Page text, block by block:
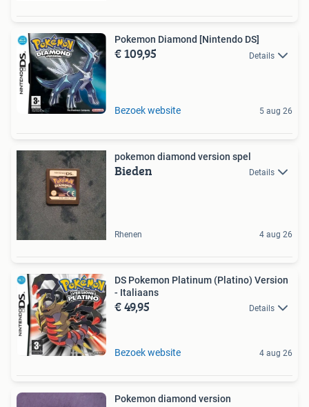
Pokemon Diamond [Nintendo DS]
€ 109,95 Details
Bezoek website 5 aug 26
pokemon diamond version spel
Bieden Details
Rhenen 4 aug 26
DS Pokemon Platinum (Platino) Version
- Italiaans
€ 49,95 Details
Bezoek website 4 aug 26
Pokemon diamond version